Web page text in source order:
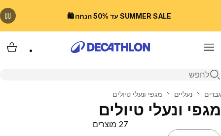
SUMMER SALE עד 50% הנחה 🛍️
Menu
פתיחת חיפוש
בית
גברים נעליים מגפי ונעלי טיולים
מגפי ונעלי טיולים
27 מוצרים